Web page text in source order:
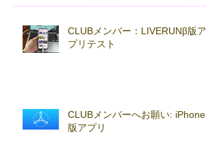
CLUBメンバー：LIVERUNβ版ア
プリテスト
CLUBメンバーへお願い: iPhoneβ
版アプリ